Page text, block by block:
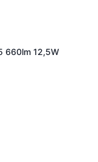
660lm 12,5W